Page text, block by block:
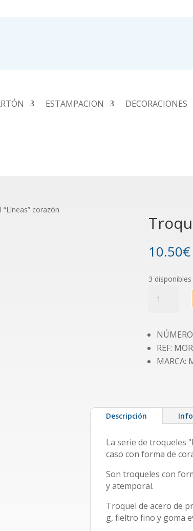
ESTAMPACION DECORACIONES
corazón
10.50€
3 disponibles
"Líneas"
REF:
MARCA:
Descripción
La serie de troqueles
caso con forma de
Son troqueles con
y atemporal.
Troquel de acero de
g, fieltro fino y goma